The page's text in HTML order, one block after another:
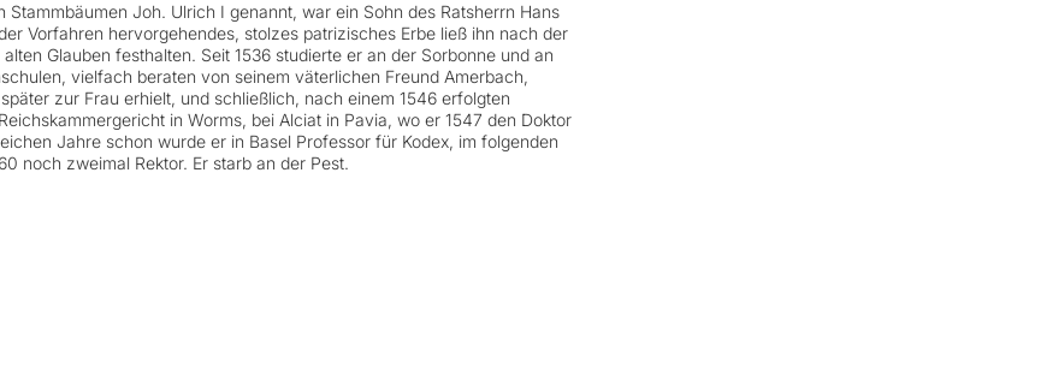
Stammbäumen Joh. Ulrich I genannt, war ein Sohn des Ratsherrn Hans
Vorfahren hervorgehendes, stolzes patrizisches Erbe ließ ihn nach der
Glauben festhalten. Seit 1536 studierte er an der Sorbonne und an
vielfach beraten von seinem väterlichen Freund Amerbach,
zur Frau erhielt, und schließlich, nach einem 1546 erfolgten
in Worms, bei Alciat in Pavia, wo er 1547 den Doktor
Jahre schon wurde er in Basel Professor für Kodex, im folgenden
noch zweimal Rektor. Er starb an der Pest.